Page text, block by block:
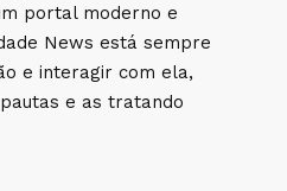
portal moderno e
News está sempre
e interagir com ela,
e as tratando